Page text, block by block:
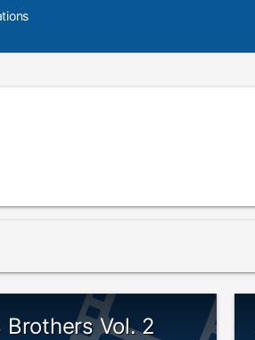
Brothers Vol. 2